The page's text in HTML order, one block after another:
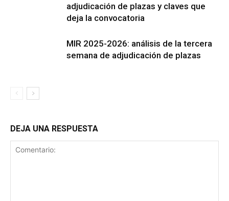
adjudicación de plazas y claves que
deja la convocatoria
MIR 2025-2026: análisis de la tercera
semana de adjudicación de plazas
DEJA UNA RESPUESTA